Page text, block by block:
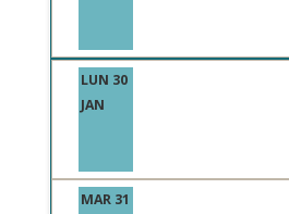
LUN 30
JAN
MAR 31